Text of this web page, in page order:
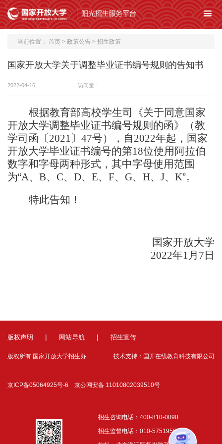
当前位置： 首页 > 政策公告 > 招生政策
国家开放大学关于调整毕业证书编号规则的告知书
2022-04-16 访问量：
根据教育部高校学生司《关于同意国家
开放大学调整毕业证书编号规则的函》（教
学司函〔2021〕 47号），自2022年起，国家
开放大学毕业证书编号的第18位使用阿拉伯
数字和字母两种形式，其中字母使用范围
为“A、 B、 C、 D、 E、 F、 G、 H、 J、 K”。
特此告知！
国家开放大学
2022年1 月 7 日
版权声明 | 网站导航 | 招生宣传
版权所有 国家开放大学招生办 技术支持：国开在线教育科技有限公司
京ICP备05064925号-6 京公网安备 11010802039510号
招生咨询电话：400-810-0090
招生监督电话：010-57519567